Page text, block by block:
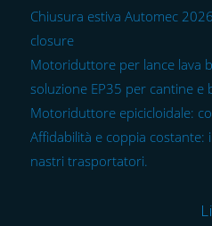
Chiusura estiva Automec
closure
Motoriduttore per lance lava
soluzione EP35 per cantine e
Motoriduttore epicicloidale:
Affidabilità e coppia
nastri trasportatori.